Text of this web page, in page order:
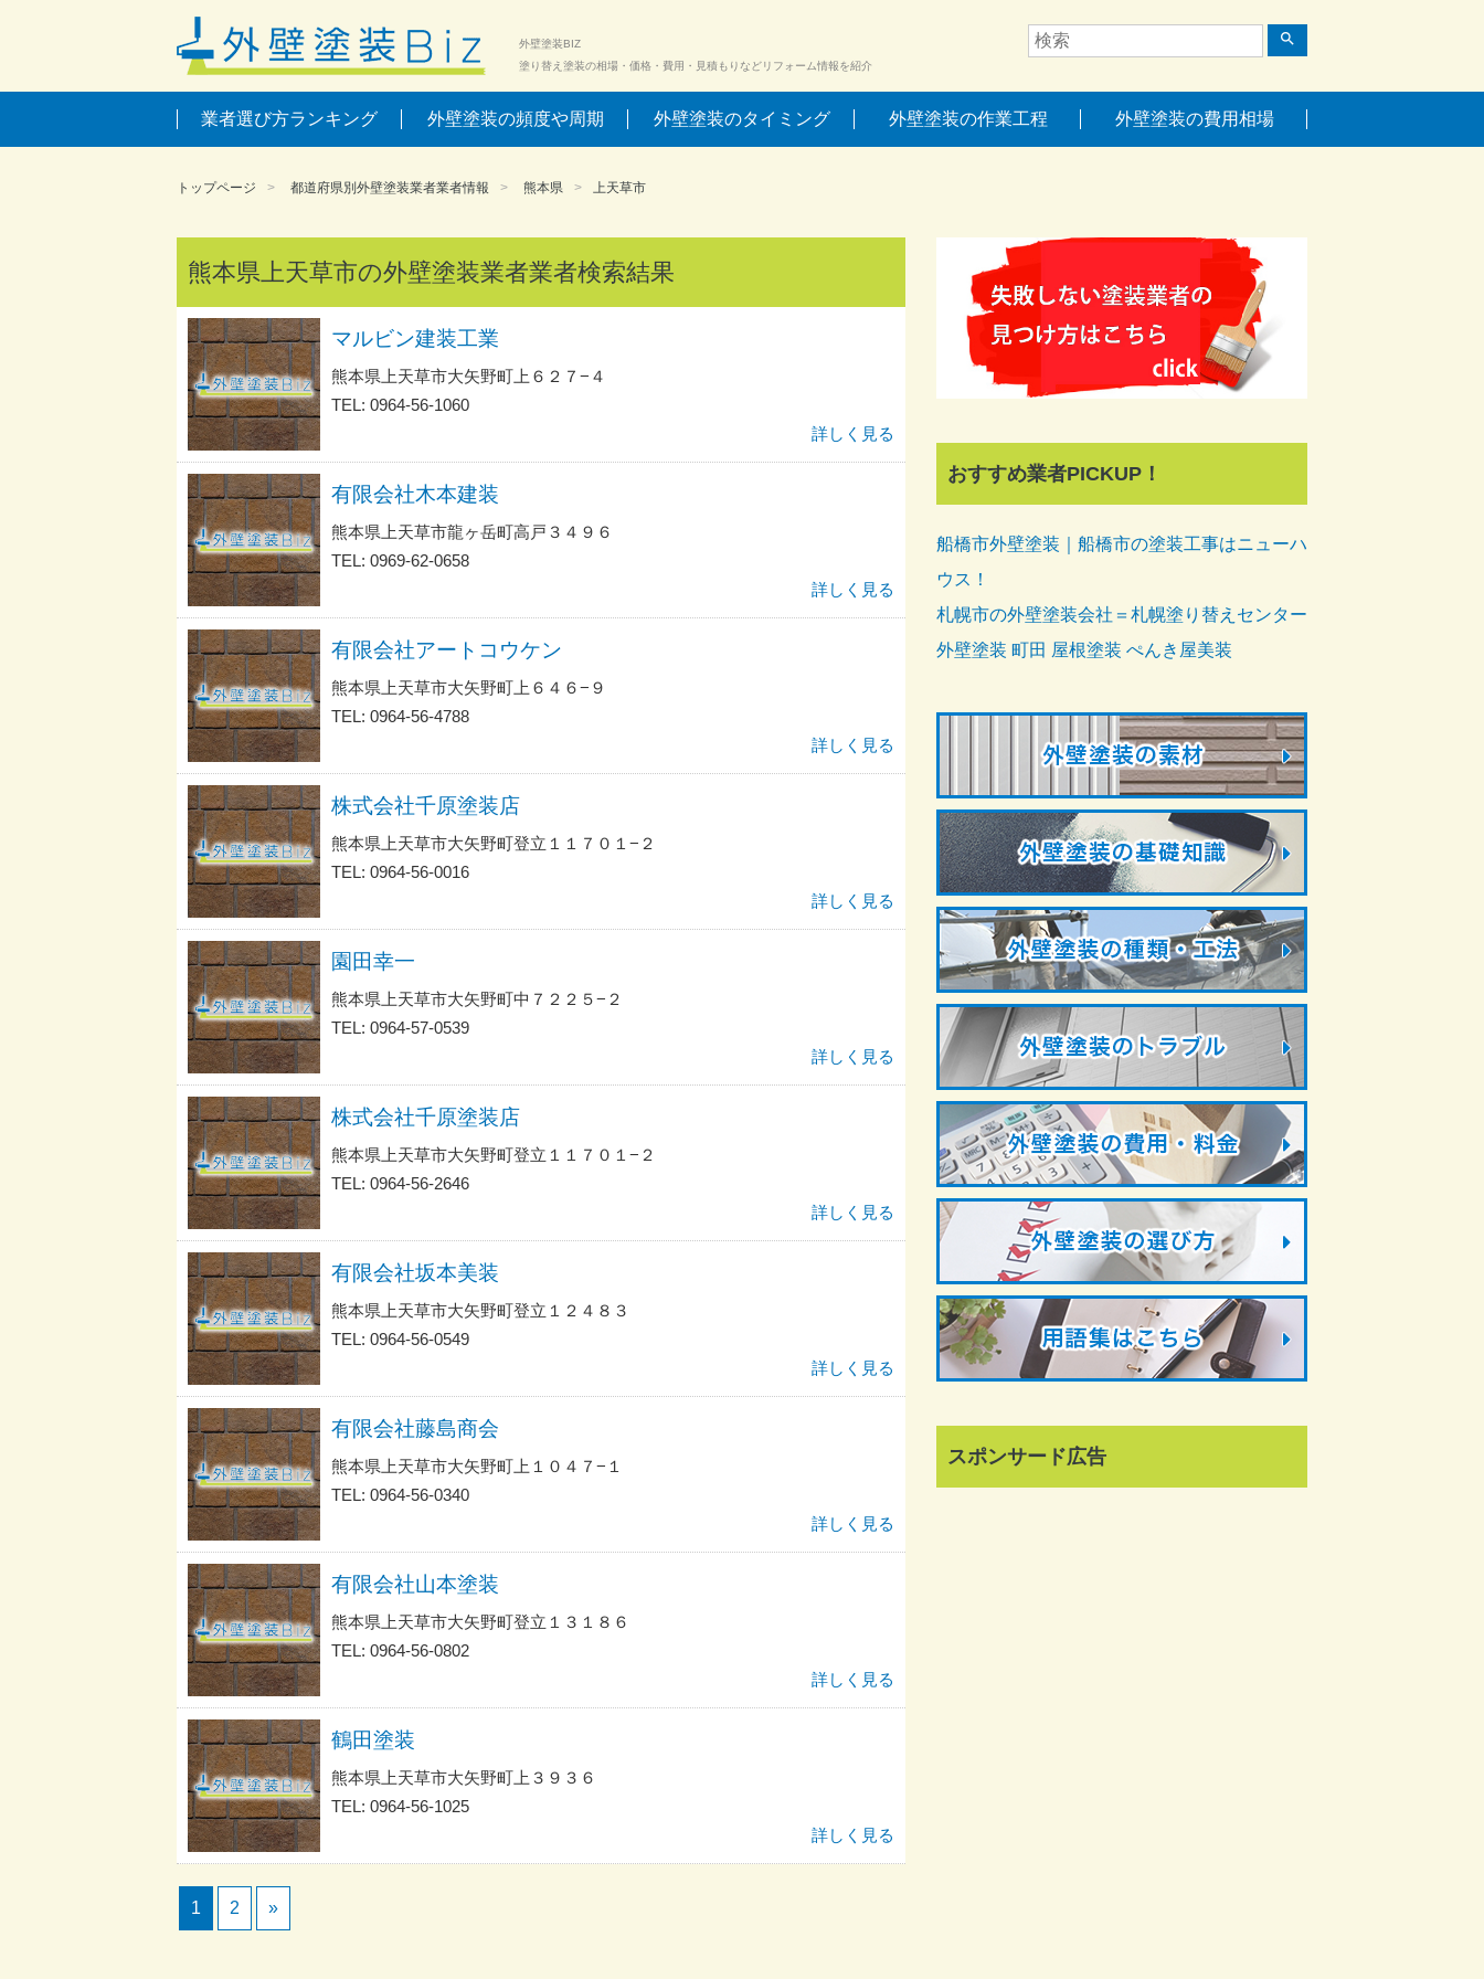
外壁塗装BIZ
塗り替え塗装の相場・価格・費用・見積もりなどリフォーム情報を紹介
search
業者選び方ランキング 外壁塗装の頻度や周期 外壁塗装のタイミング 外壁塗装の作業工程 外壁塗装の費用相場
トップページ 都道府県別外壁塗装業者業者情報 熊本県 上天草市
熊本県上天草市の外壁塗装業者業者検索結果
マルビン建装工業
熊本県上天草市大矢野町上６２７−４
TEL: 0964-56-1060
詳しく見る
有限会社木本建装
熊本県上天草市龍ヶ岳町高戸３４９６
TEL: 0969-62-0658
詳しく見る
有限会社アートコウケン
熊本県上天草市大矢野町上６４６−９
TEL: 0964-56-4788
詳しく見る
株式会社千原塗装店
熊本県上天草市大矢野町登立１１７０１−２
TEL: 0964-56-0016
詳しく見る
園田幸一
熊本県上天草市大矢野町中７２２５−２
TEL: 0964-57-0539
詳しく見る
株式会社千原塗装店
熊本県上天草市大矢野町登立１１７０１−２
TEL: 0964-56-2646
詳しく見る
有限会社坂本美装
熊本県上天草市大矢野町登立１２４８３
TEL: 0964-56-0549
詳しく見る
有限会社藤島商会
熊本県上天草市大矢野町上１０４７−１
TEL: 0964-56-0340
詳しく見る
有限会社山本塗装
熊本県上天草市大矢野町登立１３１８６
TEL: 0964-56-0802
詳しく見る
鶴田塗装
熊本県上天草市大矢野町上３９３６
TEL: 0964-56-1025
詳しく見る
1 2 »
おすすめ業者PICKUP！
船橋市外壁塗装｜船橋市の塗装工事はニューハ
ウス！
札幌市の外壁塗装会社＝札幌塗り替えセンター
外壁塗装 町田 屋根塗装 ぺんき屋美装
スポンサード広告